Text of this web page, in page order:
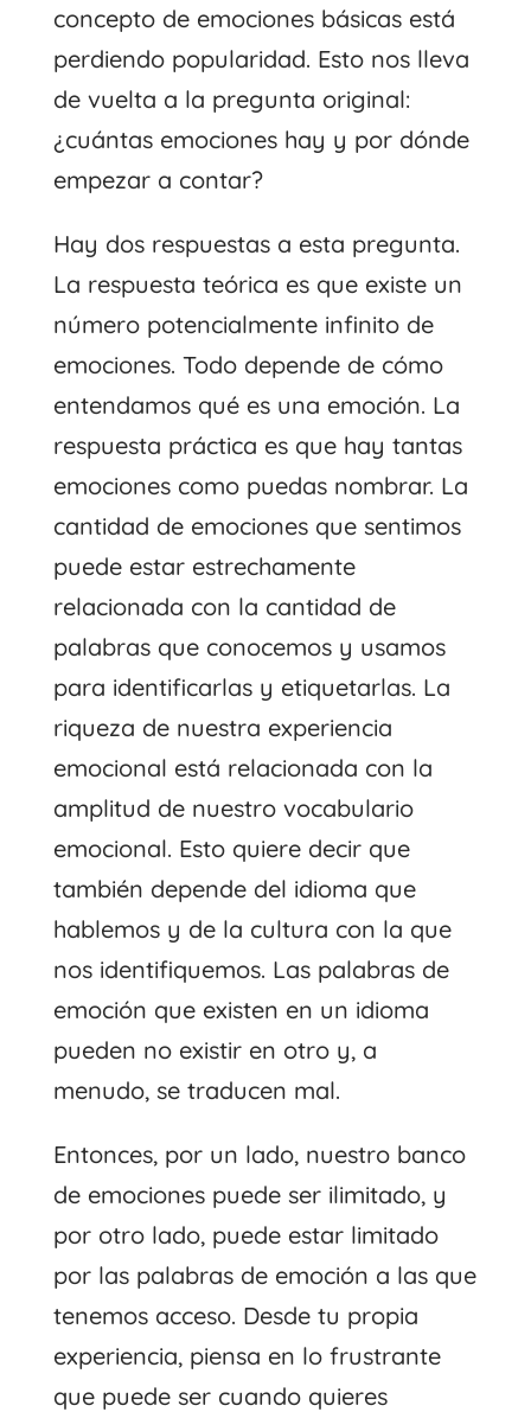
concepto de emociones básicas está
perdiendo popularidad. Esto nos lleva
de vuelta a la pregunta original:
¿cuántas emociones hay y por dónde
empezar a contar?
Hay dos respuestas a esta pregunta.
La respuesta teórica es que existe un
número potencialmente infinito de
emociones. Todo depende de cómo
entendamos qué es una emoción. La
respuesta práctica es que hay tantas
emociones como puedas nombrar. La
cantidad de emociones que sentimos
puede estar estrechamente
relacionada con la cantidad de
palabras que conocemos y usamos
para identificarlas y etiquetarlas. La
riqueza de nuestra experiencia
emocional está relacionada con la
amplitud de nuestro vocabulario
emocional. Esto quiere decir que
también depende del idioma que
hablemos y de la cultura con la que
nos identifiquemos. Las palabras de
emoción que existen en un idioma
pueden no existir en otro y, a
menudo, se traducen mal.
Entonces, por un lado, nuestro banco
de emociones puede ser ilimitado, y
por otro lado, puede estar limitado
por las palabras de emoción a las que
tenemos acceso. Desde tu propia
experiencia, piensa en lo frustrante
que puede ser cuando quieres